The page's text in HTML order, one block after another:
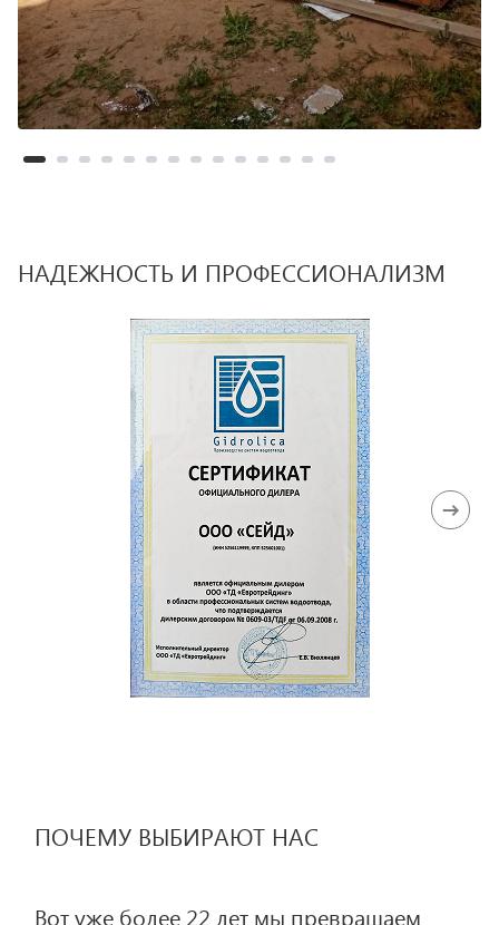
НАДЕЖНОСТЬ И ПРОФЕССИОНАЛИЗМ
ПОЧЕМУ ВЫБИРАЮТ НАС
Вот уже более 22 лет мы превращаем